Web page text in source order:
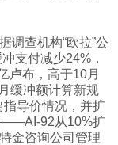
调查机构“欧拉”公
支付减少24%，
卢布，高于10月
缓冲额计算新规
指导价情况，并扩
——AI-92从10%扩
金咨询公司管理